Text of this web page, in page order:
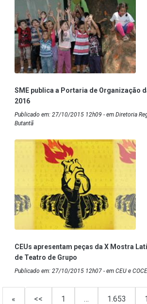
SME publica a Portaria de Organização
2016
Publicado em: 27/10/2015 12h09 - em Diretoria
Butantã
CEUs apresentam peças da X Mostra
de Teatro de Grupo
Publicado em: 27/10/2015 12h07 - em CEU e
« << 1 … 1.653